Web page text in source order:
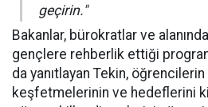
geçirin."
Bakanlar, bürokratlar ve
gençlere rehberlik ettiği
da yanıtlayan Tekin,
keşfetmelerinin ve hedeflerini